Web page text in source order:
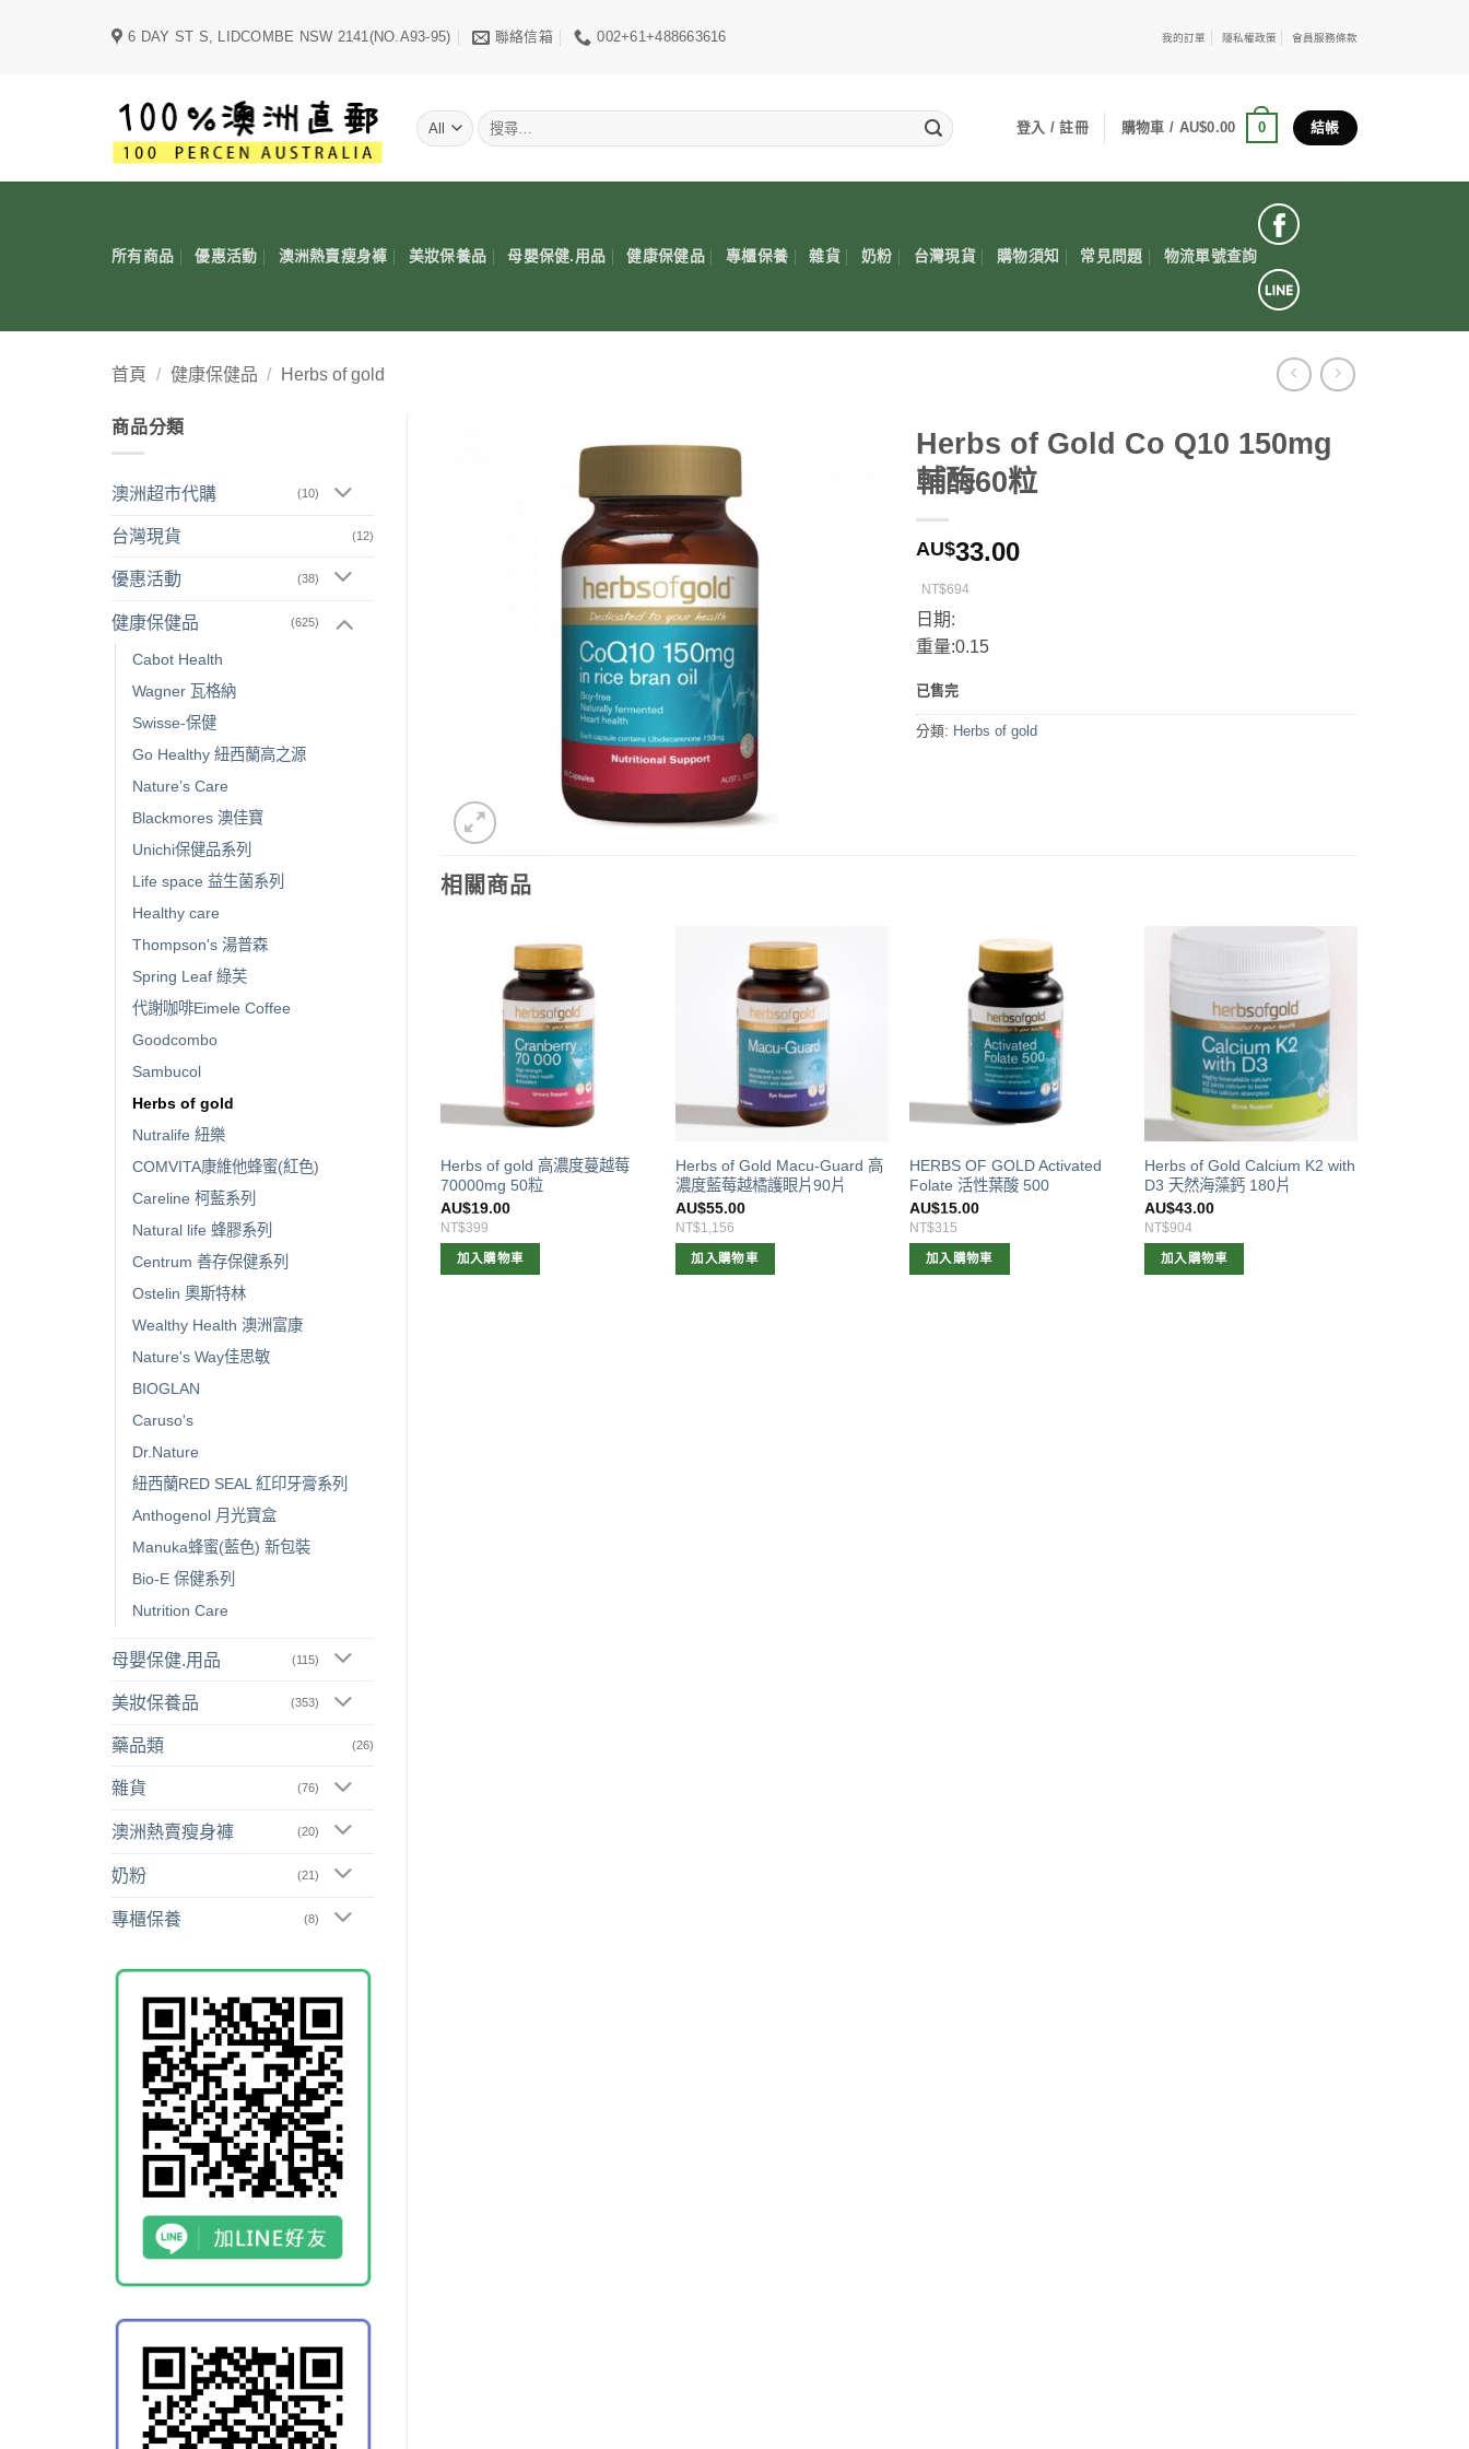
6 DAY ST S, LIDCOMBE NSW 2141(NO.A93-95) 聯絡信箱 002+61+488663616 我的訂單 隱私權政策 會員服務條款
搜
尋
鍵
登入 / 註冊 購物車 / AU$0.00 0 結帳
所有商品 優惠活動 澳洲熱賣瘦身褲 美妝保養品 母嬰保健.用品 健康保健品 專櫃保養 雜貨 奶粉 台灣現貨 購物須知 常見問題 物流單號查詢
首頁 / 健康保健品 / Herbs of gold
商品分類
澳洲超市代購 (10)
台灣現貨 (12)
優惠活動 (38)
健康保健品 (625)
Cabot Health
Wagner 瓦格納
Swisse-保健
Go Healthy 紐西蘭高之源
Nature’s Care
Blackmores 澳佳寶
Unichi保健品系列
Life space 益生菌系列
Healthy care
Thompson's 湯普森
Spring Leaf 綠芙
代謝咖啡Eimele Coffee
Goodcombo
Sambucol
Herbs of gold
Nutralife 紐樂
COMVITA康維他蜂蜜(紅色)
Careline 柯藍系列
Natural life 蜂膠系列
Centrum 善存保健系列
Ostelin 奧斯特林
Wealthy Health 澳洲富康
Nature's Way佳思敏
BIOGLAN
Caruso's
Dr.Nature
紐西蘭RED SEAL 紅印牙膏系列
Anthogenol 月光寶盒
Manuka蜂蜜(藍色) 新包裝
Bio-E 保健系列
Nutrition Care
母嬰保健.用品 (115)
美妝保養品 (353)
藥品類 (26)
雜貨 (76)
澳洲熱賣瘦身褲 (20)
奶粉 (21)
專櫃保養 (8)
Herbs of Gold Co Q10 150mg
輔酶60粒
AU$33.00
NT$694
日期:
重量:0.15
已售完
分類: Herbs of gold
相關商品
Herbs of gold 高濃度蔓越莓
70000mg 50粒
AU$19.00
NT$399
加入購物車
Herbs of Gold Macu-Guard 高
濃度藍莓越橘護眼片90片
AU$55.00
NT$1,156
加入購物車
HERBS OF GOLD Activated
Folate 活性葉酸 500
AU$15.00
NT$315
加入購物車
Herbs of Gold Calcium K2 with
D3 天然海藻鈣 180片
AU$43.00
NT$904
加入購物車
of Gold Collagen Forte
Herbs of Gold Lung Care 清肺
片60片
AU$24.00
NT$504
加入購物車